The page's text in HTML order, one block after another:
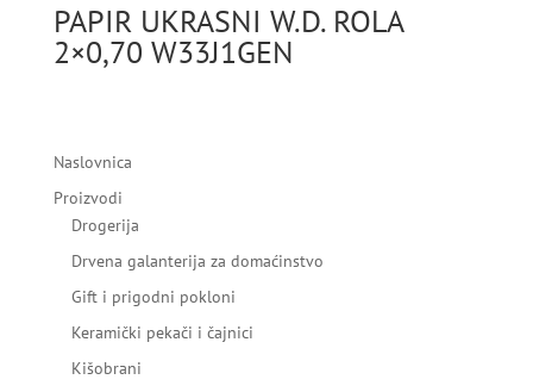
PAPIR UKRASNI W.D. ROLA
2×0,70 W33J1GEN
Naslovnica
Proizvodi
Drogerija
Drvena galanterija za domaćinstvo
Gift i prigodni pokloni
Keramički pekači i čajnici
Kišobrani